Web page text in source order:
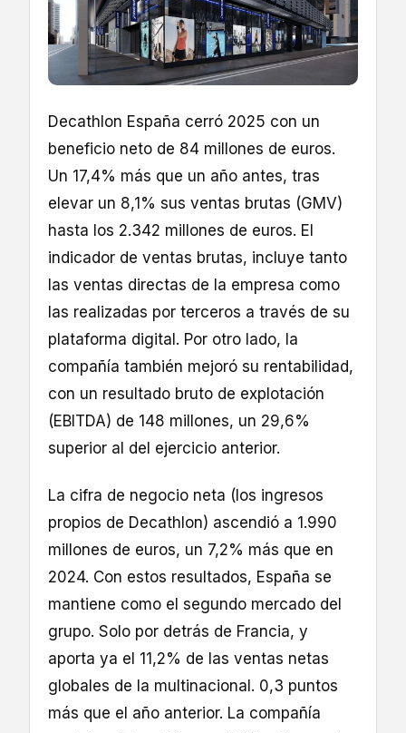
Decathlon España cerró 2025 con un
beneficio neto de 84 millones de euros.
Un 17,4% más que un año antes, tras
elevar un 8,1% sus ventas brutas (GMV)
hasta los 2.342 millones de euros. El
indicador de ventas brutas, incluye tanto
las ventas directas de la empresa como
las realizadas por terceros a través de su
plataforma digital. Por otro lado, la
compañía también mejoró su rentabilidad,
con un resultado bruto de explotación
(EBITDA) de 148 millones, un 29,6%
superior al del ejercicio anterior.
La cifra de negocio neta (los ingresos
propios de Decathlon) ascendió a 1.990
millones de euros, un 7,2% más que en
2024. Con estos resultados, España se
mantiene como el segundo mercado del
grupo. Solo por detrás de Francia, y
aporta ya el 11,2% de las ventas netas
globales de la multinacional. 0,3 puntos
más que el año anterior. La compañía